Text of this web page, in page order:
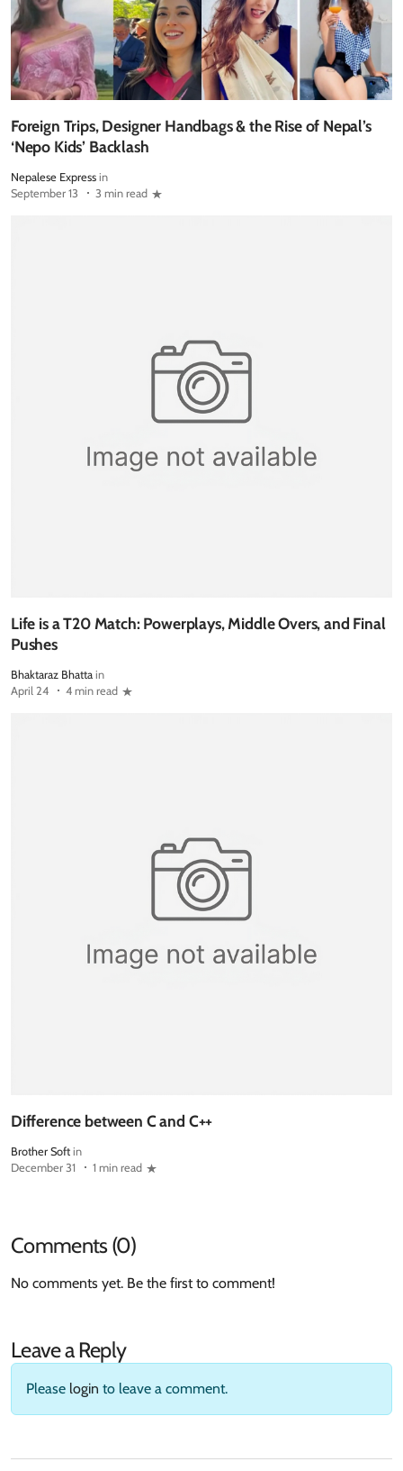
Foreign Trips, Designer Handbags & the Rise of Nepal’s
‘Nepo Kids’ Backlash
Nepalese Express in
September 13
3 min read
Life is a T20 Match: Powerplays, Middle Overs, and Final
Pushes
Bhaktaraz Bhatta in
April 24
4 min read
Difference between C and C++
Brother Soft in
December 31
1 min read
Comments (0)
No comments yet. Be the first to comment!
Leave a Reply
Please login to leave a comment.